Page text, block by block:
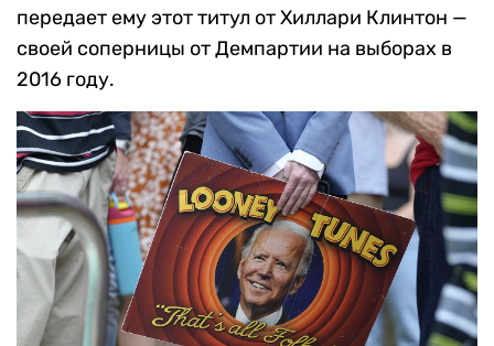
передает ему этот титул от Хиллари Клинтон —
своей соперницы от Демпартии на выборах в
2016 году.